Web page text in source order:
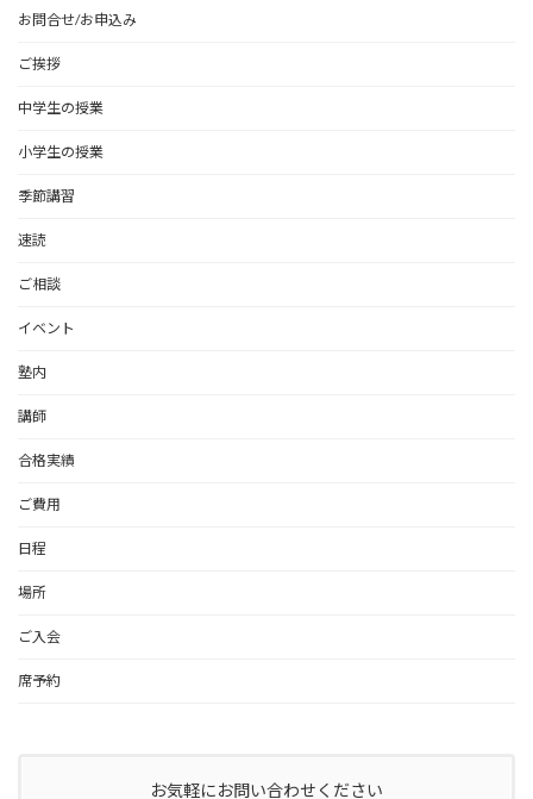
お問合せ/お申込み
ご挨拶
中学生の授業
小学生の授業
季節講習
速読
ご相談
イベント
塾内
講師
合格実績
ご費用
日程
場所
ご入会
席予約
お気軽にお問い合わせください